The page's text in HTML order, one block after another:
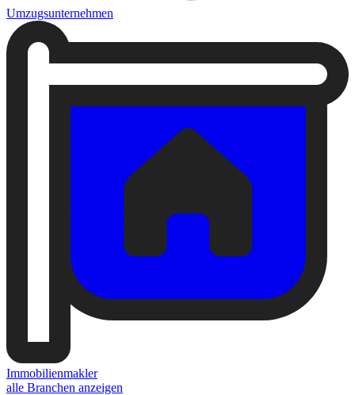
Umzugsunternehmen
Immobilienmakler
alle Branchen anzeigen